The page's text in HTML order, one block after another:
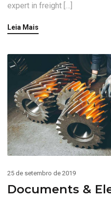
expert in freight […]
Leia Mais
25 de setembro de 2019
Documents &